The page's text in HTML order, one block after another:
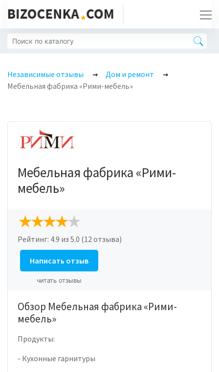
Независимые отзывы
Дом и ремонт
Мебельная фабрика «Рими-мебель»
Мебельная фабрика «Рими-
мебель»
Рейтинг: 4.9 из 5.0 (12 отзыва)
Написать отзыв
читать отзывы
Обзор Мебельная фабрика «Рими-
мебель»
Продукты:
- Кухонные гарнитуры